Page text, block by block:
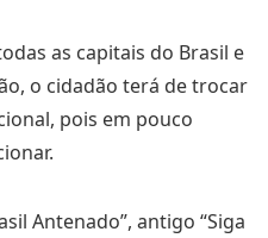
as capitais do Brasil e
o cidadão terá de trocar
pois em pouco
Antenado”, antigo “Siga